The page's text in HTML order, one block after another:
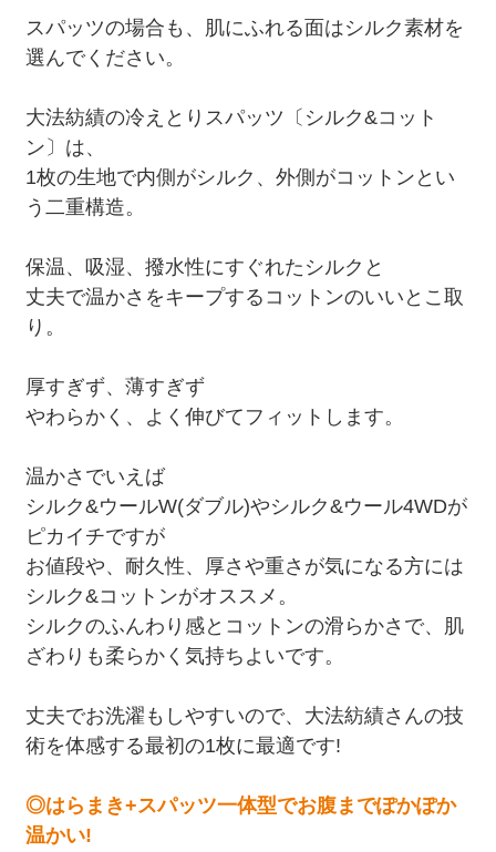
スパッツの場合も、肌にふれる面はシルク素材を
選んでください。
大法紡績の冷えとりスパッツ〔シルク&コット
ン〕は、
1枚の生地で内側がシルク、外側がコットンとい
う二重構造。
保温、吸湿、撥水性にすぐれたシルクと
丈夫で温かさをキープするコットンのいいとこ取
り。
厚すぎず、薄すぎず
やわらかく、よく伸びてフィットします。
温かさでいえば
シルク&ウールW(ダブル)やシルク&ウール4WDが
ピカイチですが
お値段や、耐久性、厚さや重さが気になる方には
シルク&コットンがオススメ。
シルクのふんわり感とコットンの滑らかさで、肌
ざわりも柔らかく気持ちよいです。
丈夫でお洗濯もしやすいので、大法紡績さんの技
術を体感する最初の1枚に最適です!
◎はらまき+スパッツ一体型でお腹までぽかぽか
温かい!